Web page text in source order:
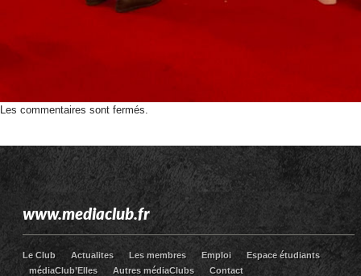
Les commentaires sont fermés.
www.mediaclub.fr
Le Club Actualites Les membres Emploi
Espace étudiants
médiaClub’Elles
Autres médiaClubs Contact